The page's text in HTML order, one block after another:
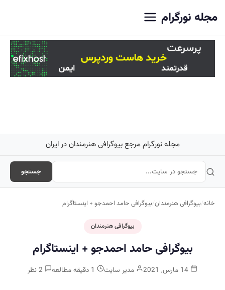
مجله نورگرام
مجله نورگرام مرجع بیوگرافی هنرمندان در ایران
جستجو
خانه/بیوگرافی هنرمندان/بیوگرافی حامد احمدجو + اینستاگرام
بیوگرافی هنرمندان
بیوگرافی حامد احمدجو + اینستاگرام
مدیر سایت